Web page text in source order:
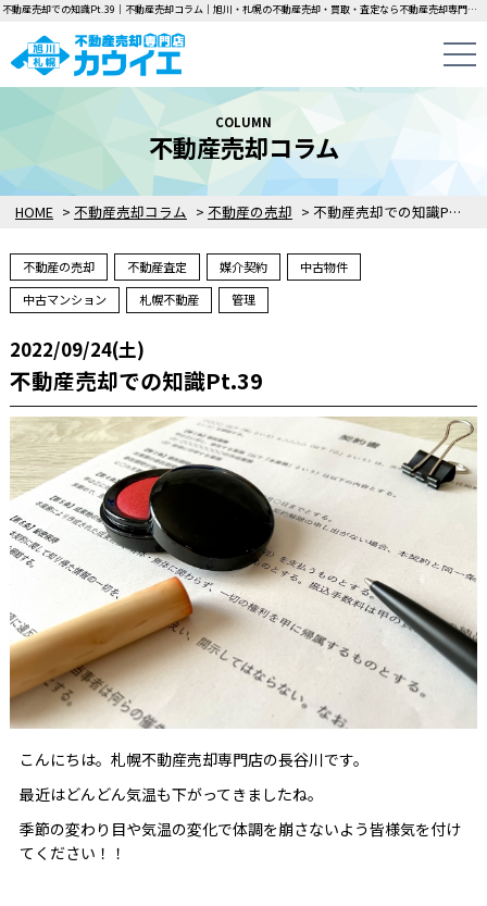
不動産売却での知識Pt.39｜不動産売却コラム｜旭川・札幌の不動産売却・買取・査定なら不動産売却専門店カウイエにお任せください！中古一戸建て・マンション・土地の即日無料査定・即金買取を行っています！
HOME > 不動産売却コラム > 不動産の売却 > 不動産売却での知識Pt.39
COLUMN
不動産売却コラム
不動産の売却 不動産査定 媒介契約
中古物件
中古マンション
札幌不動産 管理
2022/09/24(土)
不動産売却での知識Pt.39
こんにちは。札幌不動産売却専門店の長谷川です。
最近はどんどん気温も下がってきましたね。
季節の変わり目や気温の変化で体調を崩さないよう皆様気を付け
てください！！